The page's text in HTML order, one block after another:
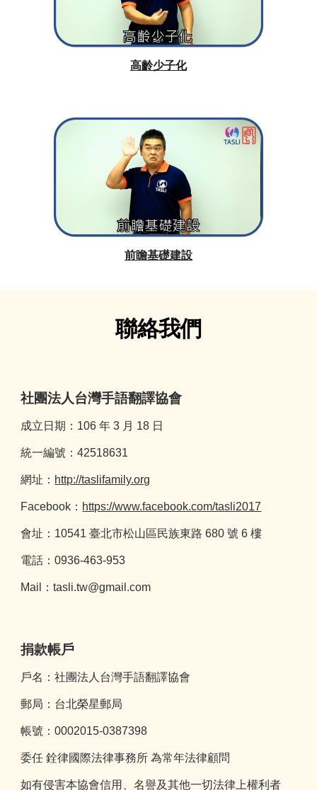
高齡少子化
前瞻基礎建設
聯絡我們
社團法人台灣手語翻譯協會
成立日期：106 年 3 月 18 日
統一編號：42518631
網址： http://taslifamily.org
Facebook： https://www.facebook.com/tasli2017
會址：10541 臺北市松山區民族東路 680 號 6 樓
電話：0936-463-953
Mail：tasli.tw@gmail.com
捐款帳戶
戶名：社團法人台灣手語翻譯協會
郵局：台北榮星郵局
帳號：0002015-0387398
委任 銓律國際法律事務所 為常年法律顧問
如有侵害本協會信用、名譽及其他一切法律上權利者